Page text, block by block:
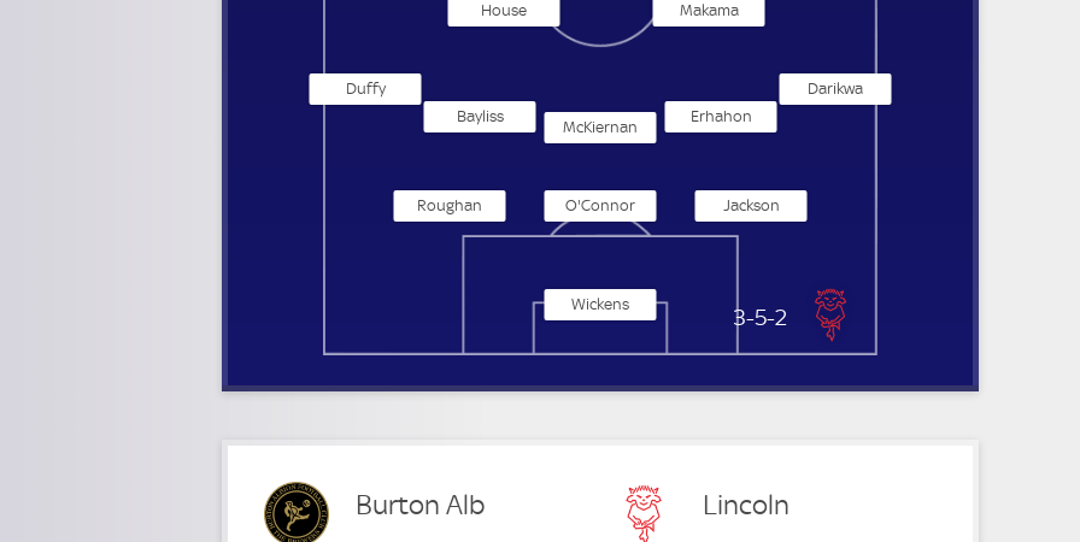
Lincoln City
3-5-2
Wickens
Jackson
O'Connor
Roughan
Darikwa
Erhahon
McKiernan
Bayliss
Duffy
Makama
House
Burton Alb Lincoln